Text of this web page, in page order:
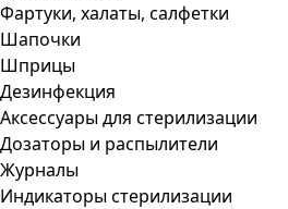
Фартуки, халаты, салфетки
Шапочки
Шприцы
Дезинфекция
Аксессуары для стерилизации
Дозаторы и распылители
Журналы
Индикаторы стерилизации